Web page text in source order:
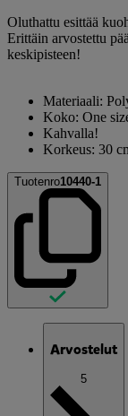
Oluthattu esittää
Erittäin arvostettu
keskipisteen!
Materiaali:
Koko: One
Kahvalla!
Korkeus: 30
Tuotenro10440-1
Arvostelut
5